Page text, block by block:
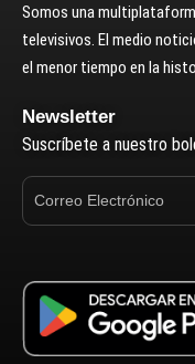
Somos una
televisivos. El medio
el menor tiempo en la
Newsletter
Suscríbete a nuestro